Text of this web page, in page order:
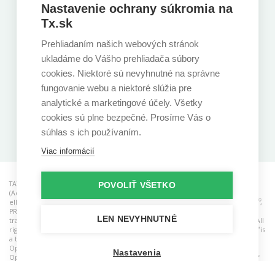
Zelinárska 6, Bratislava, 821 08
Sledujte nás
Stiahnite si našu aplikáciu
TAYLLORCOX is a RCB (Registered Certification Body) for ISO standards, ACO
(Accredited Consulting Organisation), CAB (Conformity Assessment Body) for
eIDAS and ATO (Accredited Training Organisastion). AgileSHIFT
® ® ®,
PRINCE2 Agile
trademarks of the PeopleCert group. Used under licence from PeopleCert. All
rights reserved. TOGAF
™is
a trademark of The Open Group. TOGAF
Open Group Certification logo (Open O and check
Open Group. SAFe and Scaled Agile Framework are registered trademarks of
Nastavenie ochrany súkromia na
Tx.sk
Prehliadaním našich webových stránok
ukladáme do Vášho prehliadača súbory
cookies. Niektoré sú nevyhnutné na správne
fungovanie webu a niektoré slúžia pre
analytické a marketingové účely. Všetky
cookies sú plne bezpečné. Prosíme Vás o
súhlas s ich používaním.
Viac informácií
POVOLIŤ VŠETKO
LEN NEVYHNUTNÉ
Nastavenia